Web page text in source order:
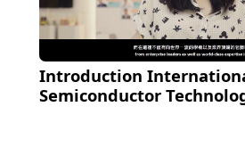
Introduction
Semiconductor